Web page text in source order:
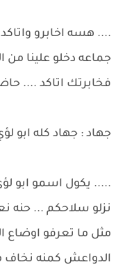
.... هسه اخابرو
جماعه دخلو علينا من
فخابرتك اتاكد ....
جهاد : جهاد كله ابو
..... يكول اسمو ابو
نزلو سلاحكم ... حنه
مثل ما تعرفو اوضاع
الدواعش كمنه نخاف